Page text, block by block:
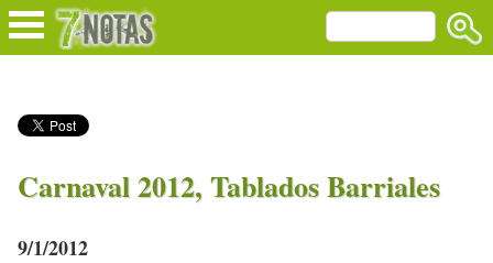
Carnaval 2012, Tablados Barriales
9/1/2012